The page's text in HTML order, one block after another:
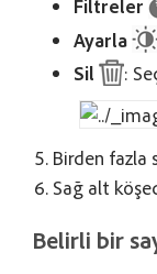
Filtreler
Ayarla
Sil
:
Birden fazla
Sağ alt
Belirli bir